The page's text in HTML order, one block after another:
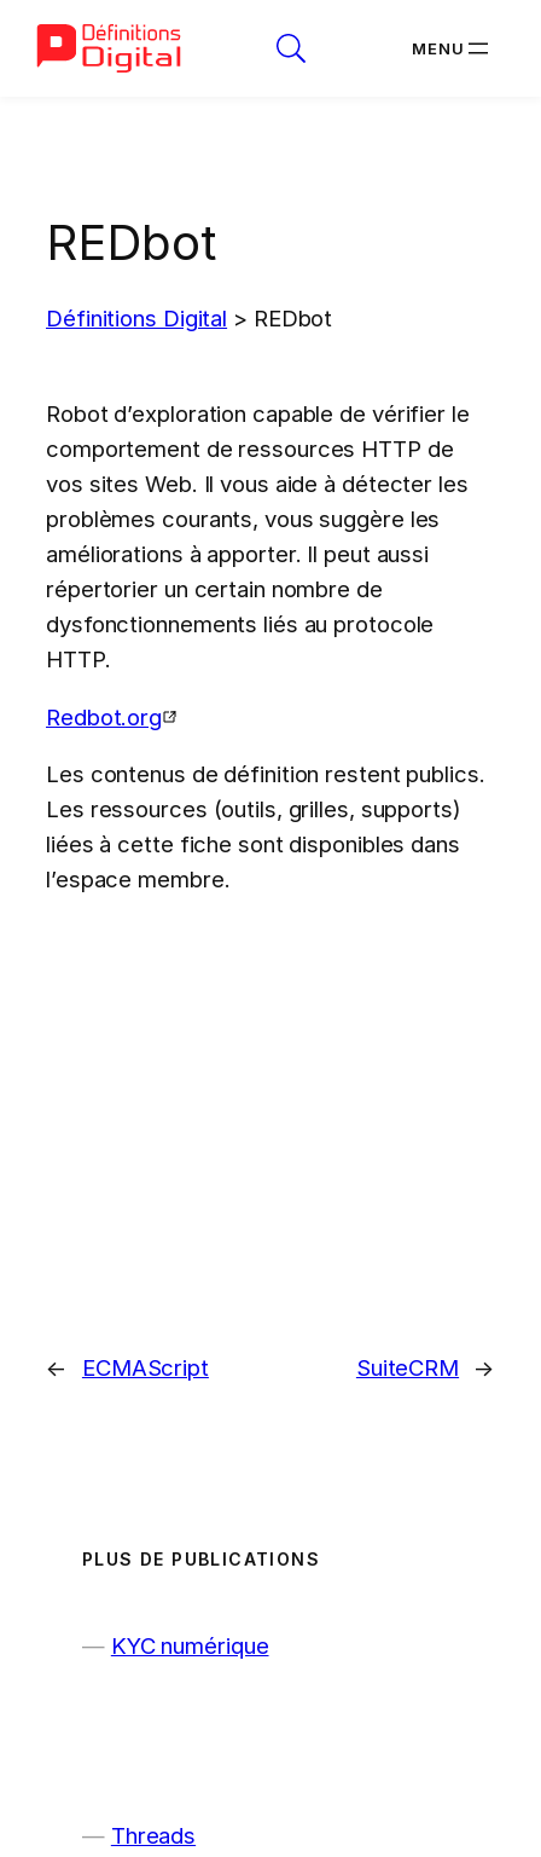
REDbot
Définitions Digital > REDbot
Robot d’exploration capable de vérifier le
comportement de ressources HTTP de
vos sites Web. Il vous aide à détecter les
problèmes courants, vous suggère les
améliorations à apporter. Il peut aussi
répertorier un certain nombre de
dysfonctionnements liés au protocole
HTTP.
Redbot.org
Les contenus de définition restent publics.
Les ressources (outils, grilles, supports)
liées à cette fiche sont disponibles dans
l’espace membre.
← ECMAScript SuiteCRM →
PLUS DE PUBLICATIONS
KYC numérique
Threads